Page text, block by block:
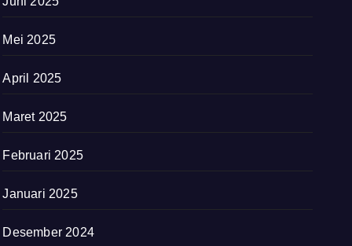
Mei 2025
April 2025
Maret 2025
Februari 2025
Januari 2025
Desember 2024